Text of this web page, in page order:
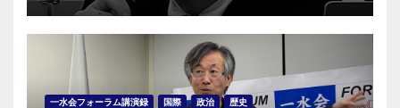
一水会フォーラム講演録 国際 政治 歴史